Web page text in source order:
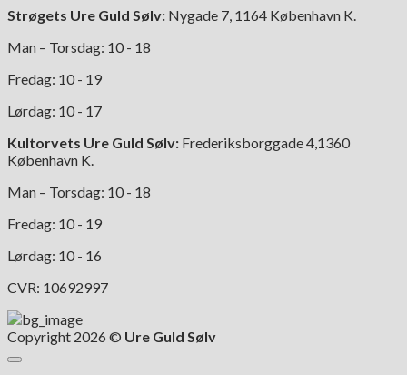
Strøgets Ure Guld Sølv: Nygade 7, 1164 København K.
Man – Torsdag: 10 - 18
Fredag: 10 - 19
Lørdag: 10 - 17
Kultorvets Ure Guld Sølv: Frederiksborggade 4,1360
København K.
Man – Torsdag: 10 - 18
Fredag: 10 - 19
Lørdag: 10 - 16
CVR: 10692997
Copyright 2026 © Ure Guld Sølv